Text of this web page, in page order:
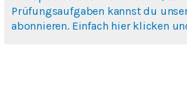
Prüfungsaufgaben kannst du
abonnieren. Einfach hier klicken